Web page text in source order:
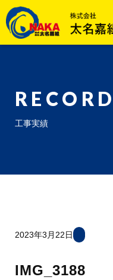
工事実績
2023年3月22日
IMG_3188